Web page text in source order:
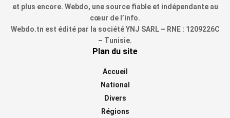
et plus encore. Webdo, une source fiable et indépendante au
cœur de l’info.
Webdo.tn est édité par la société YNJ SARL – RNE : 1209226C
– Tunisie.
Plan du site
Accueil
National
Divers
Régions